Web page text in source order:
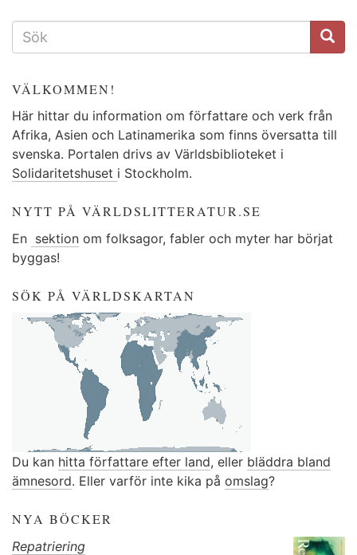
SÖKFORMULÄR
VÄLKOMMEN!
Här hittar du information om författare och verk från
Afrika, Asien och Latinamerika som finns översatta till
svenska. Portalen drivs av Världsbiblioteket i
Solidaritetshuset i Stockholm.
NYTT PÅ VÄRLDSLITTERATUR.SE
En sektion om folksagor, fabler och myter har börjat
byggas!
SÖK PÅ VÄRLDSKARTAN
Du kan hitta författare efter land, eller bläddra bland
ämnesord. Eller varför inte kika på omslag?
NYA BÖCKER
Repatriering